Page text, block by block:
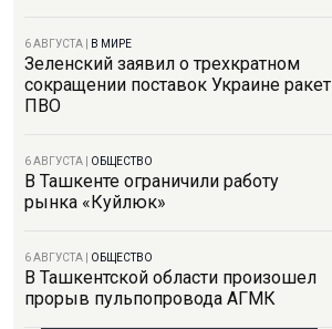
6 АВГУСТА В МИРЕ
Зеленский заявил о трехкратном
сокращении поставок Украине ракет
ПВО
6 АВГУСТА ОБЩЕСТВО
В Ташкенте ограничили работу
рынка «Куйлюк»
6 АВГУСТА ОБЩЕСТВО
В Ташкентской области произошел
прорыв пульпопровода АГМК